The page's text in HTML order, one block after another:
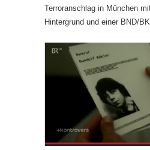
Terroranschlag in München
Hintergrund und einer BND/